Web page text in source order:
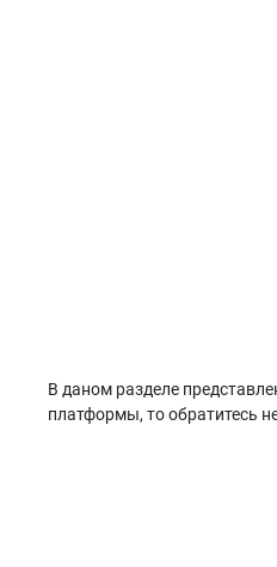
В даном разделе
платформы, то обратитесь